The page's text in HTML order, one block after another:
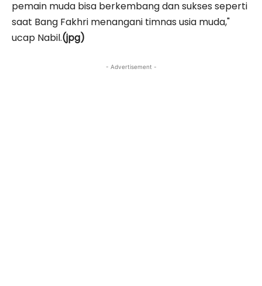
pemain muda bisa berkembang dan sukses seperti
saat Bang Fakhri menangani timnas usia muda,"
ucap Nabil.(jpg)
- Advertisement -